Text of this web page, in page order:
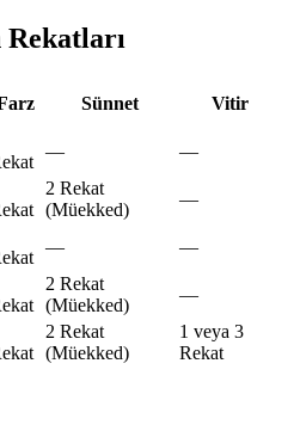
Rekatları
Sünnet Vitir
— —
2 Rekat
(Müekked)
—
— —
2 Rekat
(Müekked)
—
2 Rekat
(Müekked)
1 veya 3
Rekat